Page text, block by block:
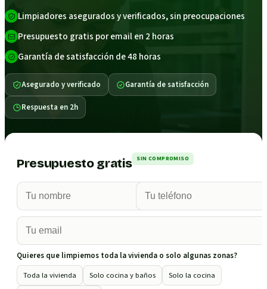
Limpiadores asegurados y verificados, sin preocupaciones
Presupuesto gratis por email en 2 horas
Garantía de satisfacción de 48 horas
Asegurado y verificado Garantía de satisfacción
Respuesta en 2h
Presupuesto gratis SIN COMPROMISO
Quieres que limpiemos toda la vivienda o solo algunas zonas?
Toda la vivienda
Solo cocina y baños
Solo la cocina